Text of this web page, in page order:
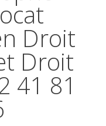
Droit
Droit
41 81